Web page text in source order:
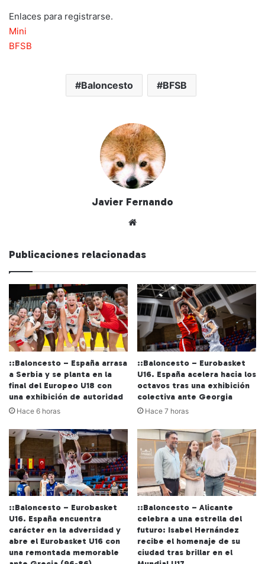
Enlaces para registrarse.
Mini
BFSB
Baloncesto BFSB
Javier Fernando
we
Publicaciones relacionadas
::Baloncesto – España arrasa
a Serbia y se planta en la
final del Europeo U18 con
una exhibición de autoridad
Hace 6 horas
::Baloncesto – Eurobasket
U16. España acelera hacia los
octavos tras una exhibición
colectiva ante Georgia
Hace 7 horas
::Baloncesto – Eurobasket
U16. España encuentra
carácter en la adversidad y
abre el Eurobasket U16 con
una remontada memorable
::Baloncesto – Alicante
celebra a una estrella del
futuro: Isabel Hernández
recibe el homenaje de su
ciudad tras brillar en el